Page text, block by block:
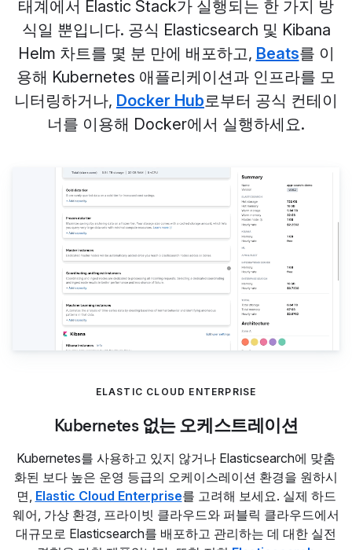
태계에서 Elastic Stack가 실행되는 한 가지 방
식일 뿐입니다. 공식 Elasticsearch 및 Kibana
Helm 차트를 몇 분 만에 배포하고, Beats를 이
용해 Kubernetes 애플리케이션과 인프라를 모
니터링하거나, Docker Hub로부터 공식 컨테이
너를 이용해 Docker에서 실행하세요.
ELASTIC CLOUD ENTERPRISE
Kubernetes 없는 오케스트레이션
Kubernetes를 사용하고 있지 않거나 Elasticsearch에 맞춤
화된 보다 높은 운영 등급의 오케이스레이션 환경을 원하시
면, Elastic Cloud Enterprise를 고려해 보세요. 실제 하드
웨어, 가상 환경, 프라이빗 클라우드와 퍼블릭 클라우드에서
대규모로 Elasticsearch를 배포하고 관리하는 데 대한 실전